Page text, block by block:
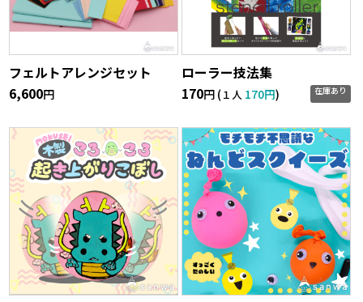
フェルトアレンジセット
6,600円
ローラー技法集
170円 (１人 170円) 在庫あり